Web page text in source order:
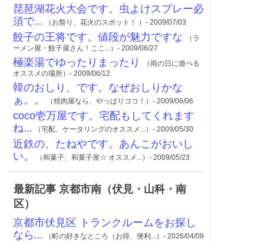
琵琶湖花火大会です。虫よけスプレー必
須で... （お祭り、花火のスポット！ ）- 2009/07/03
餃子の王将です。値段が魅力ですな
（ラ
ーメン屋・餃子屋さん！ここ...）- 2009/06/27
極楽湯でゆったりまったり
（雨の日に遊べる
オススメの場所）- 2009/06/12
韓のおしり、です。なぜおしりかな
ぁ。。
（焼肉屋なら、やっぱりココ！）- 2009/06/06
coco壱万屋です。宅配もしてくれます
ね... （宅配、ケータリングのオススメ...）- 2009/05/30
近鉄の、たねやです。あんこがおいし
い。
（和菓子、和菓子屋☆ オススメ...）- 2009/05/23
最新記事 京都市南（伏見・山科・南
区）
京都市伏見区 トランクルームをお探し
なら... （町の好きなところ（お得、便利...）- 2026/04/09